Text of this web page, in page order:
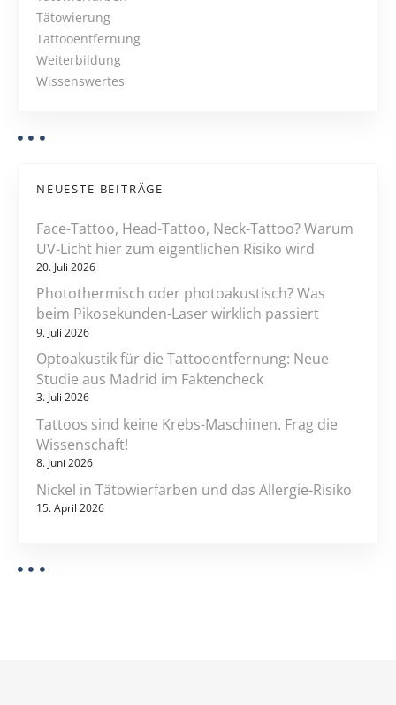
ü
d
e
t
t
o
o
w
i
e
n
a
Tätowierung
Tattooentfernung
Weiterbildung
Wissenswertes
NEUESTE BEITRÄGE
Face-Tattoo, Head-Tattoo, Neck-Tattoo? Warum
UV-Licht hier zum eigentlichen Risiko wird
20. Juli 2026
Photothermisch oder photoakustisch? Was
beim Pikosekunden-Laser wirklich passiert
9. Juli 2026
Optoakustik für die Tattooentfernung: Neue
Studie aus Madrid im Faktencheck
3. Juli 2026
Tattoos sind keine Krebs-Maschinen. Frag die
Wissenschaft!
8. Juni 2026
Nickel in Tätowierfarben und das Allergie-Risiko
15. April 2026